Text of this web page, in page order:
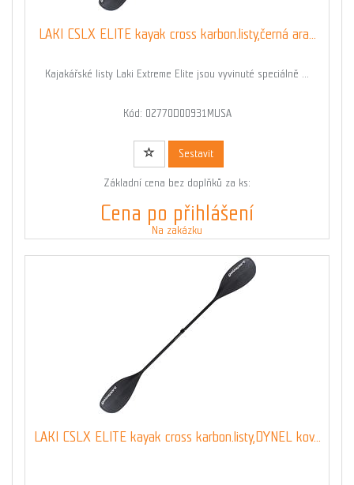
LAKI CSLX ELITE kayak cross karbon.listy,černá ara...
Kajakářské listy Laki Extreme Elite jsou vyvinuté speciálně ...
Kód: 02770D00931MUSA
Sestavit
Základní cena bez doplňků za ks:
Cena po přihlášení
Na zakázku
LAKI CSLX ELITE kayak cross karbon.listy,DYNEL kov...